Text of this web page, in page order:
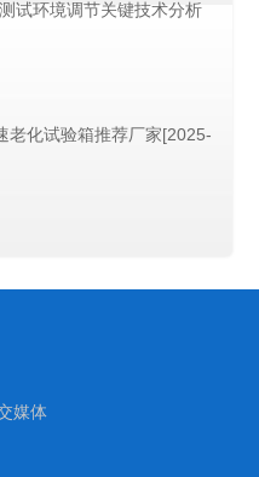
试环境调节关键技术分析
老化试验箱推荐厂家[2025-
媒体